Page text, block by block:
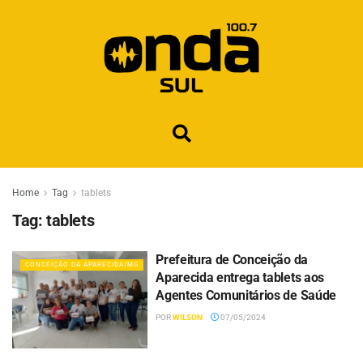
Home Tag tablets
Tag: tablets
CONCEIÇÃO DA APARECIDA/MG
Prefeitura de Conceição da
Aparecida entrega tablets aos
Agentes Comunitários de Saúde
PORWILSON 07/05/2024